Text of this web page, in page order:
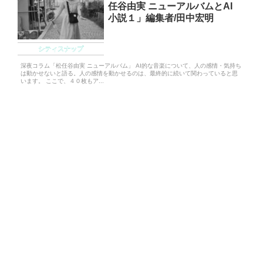
シティスナップ
任谷由実 ニューアルバムとAI
小説１」編集者/田中宏明
深夜コラム「松任谷由実 ニューアルバム」 AI的な音楽について、人の感情・気持ち
は動かせないと語る。人の感情を動かせるのは、最終的に続いて関わっていると思
います。 ここで、４０枚もア...